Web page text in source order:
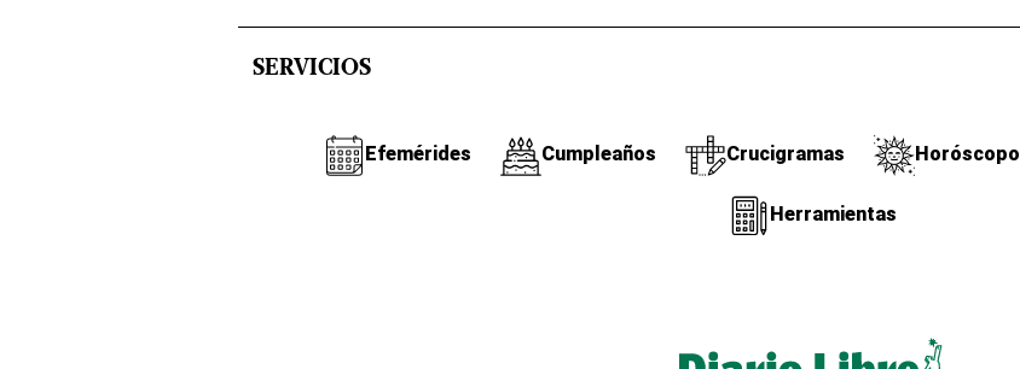
SERVICIOS
Efemérides Cumpleaños Crucigramas Horóscopo
Herramientas